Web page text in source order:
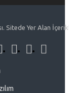
Sitede Yer Alan